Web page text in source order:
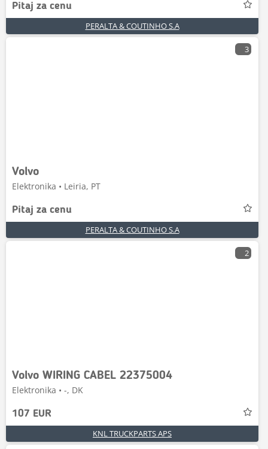
Pitaj za cenu
PERALTA & COUTINHO S.A
3
Volvo
Elektronika • Leiria, PT
Pitaj za cenu
PERALTA & COUTINHO S.A
2
Volvo WIRING CABEL 22375004
Elektronika • -, DK
107 EUR
KNL TRUCKPARTS APS